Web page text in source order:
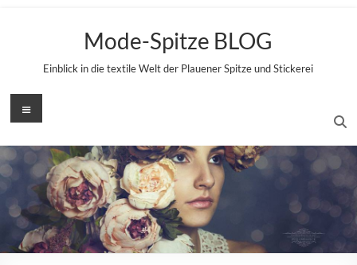
Mode-Spitze BLOG
Einblick in die textile Welt der Plauener Spitze und Stickerei
Menü